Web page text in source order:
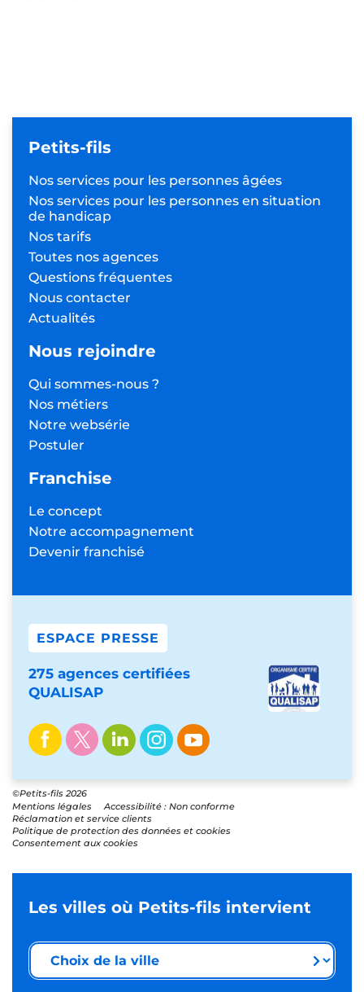
Petits-fils
Nos services pour les personnes âgées
Nos services pour les personnes en situation
de handicap
Nos tarifs
Toutes nos agences
Questions fréquentes
Nous contacter
Actualités
Nous rejoindre
Qui sommes-nous ?
Nos métiers
Notre websérie
Postuler
Franchise
Le concept
Notre accompagnement
Devenir franchisé
ESPACE PRESSE
275 agences certifiées
QUALISAP
©Petits-fils 2026
Mentions légales
Accessibilité : Non conforme
Réclamation et service clients
Politique de protection des données et cookies
Consentement aux cookies
Les villes où Petits-fils intervient